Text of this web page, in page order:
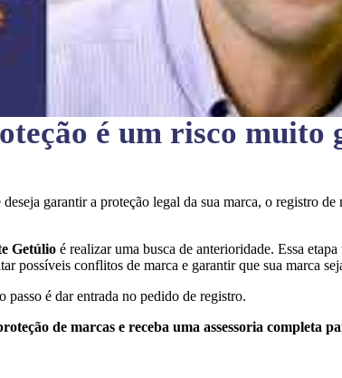
é um risco muito
deseja garantir a proteção legal da sua marca, o registro
Getúlio é realizar uma busca de anterioridade. Essa
possíveis conflitos de marca e garantir que sua marca
é dar entrada no pedido de registro.
de marcas e receba uma assessoria completa